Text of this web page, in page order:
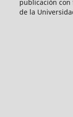
publicación
de la